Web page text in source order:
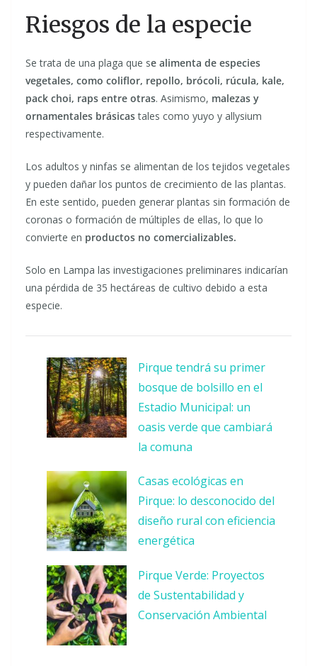
Riesgos de la especie
Se trata de una plaga que se alimenta de especies
vegetales, como coliflor, repollo, brócoli, rúcula, kale,
pack choi, raps entre otras. Asimismo, malezas y
ornamentales brásicastales como yuyo y allysium
respectivamente.
Los adultos y ninfas se alimentan de los tejidos vegetales
y pueden dañar los puntos de crecimiento de las plantas.
En este sentido, pueden generar plantas sin formación de
coronas o formación de múltiples de ellas, lo que lo
convierte en productos no comercializables.
Solo en Lampa las investigaciones preliminares indicarían
una pérdida de 35 hectáreas de cultivo debido a esta
especie.
Pirque tendrá su primer
bosque de bolsillo en el
Estadio Municipal: un
oasis verde que cambiará
la comuna
Casas ecológicas en
Pirque: lo desconocido del
diseño rural con eficiencia
energética
Pirque Verde: Proyectos
de Sustentabilidad y
Conservación Ambiental